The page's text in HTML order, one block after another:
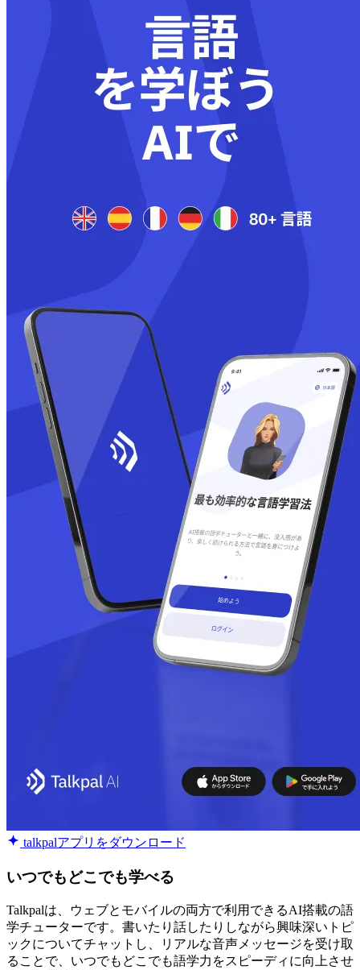
talkpalアプリをダウンロード
いつでもどこでも学べる
Talkpalは、ウェブとモバイルの両方で利用できるAI搭載の語
学チューターです。書いたり話したりしながら興味深いトピ
ックについてチャットし、リアルな音声メッセージを受け取
ることで、いつでもどこでも語学力をスピーディに向上させ